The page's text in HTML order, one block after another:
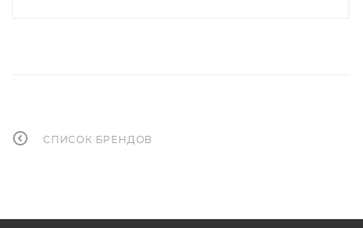
СПИСОК БРЕНДОВ